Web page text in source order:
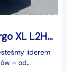
Opel Combo Cargo XL L2H1 Cargo XL L2H1 1.5 100KM
liderem
– od